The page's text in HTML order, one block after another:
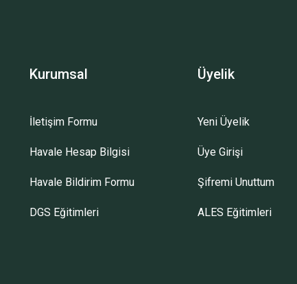
Kurumsal
İletişim Formu
Havale Hesap Bilgisi
Havale Bildirim Formu
DGS Eğitimleri
Üyelik
Yeni Üyelik
Üye Girişi
Şifremi Unuttum
ALES Eğitimleri